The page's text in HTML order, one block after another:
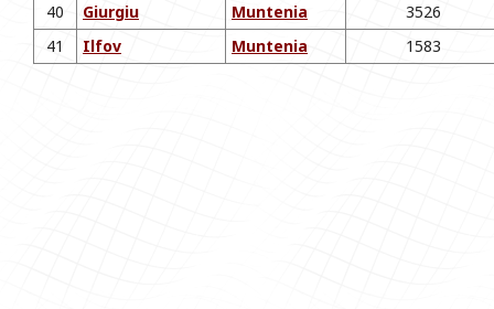
40
Giurgiu Muntenia
3526
41
Ilfov Muntenia 1583